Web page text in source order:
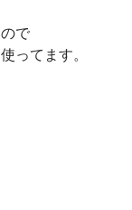
で
ってます。